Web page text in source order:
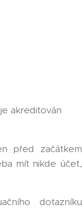
akreditován
před začátkem
mít nikde účet,
dotazníku